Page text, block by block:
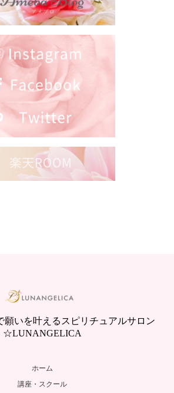
願いを叶えるスピリチュアルサロン
☆LUNANGELICA
ホーム
講座・スクール